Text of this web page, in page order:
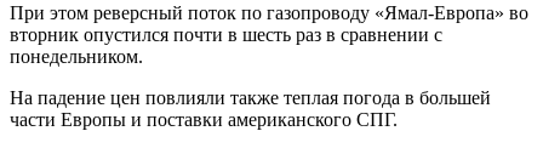
При этом реверсный поток по газопроводу «Ямал-Европа» во
вторник опустился почти в шесть раз в сравнении с
понедельником.
На падение цен повлияли также теплая погода в большей
части Европы и поставки американского СПГ.